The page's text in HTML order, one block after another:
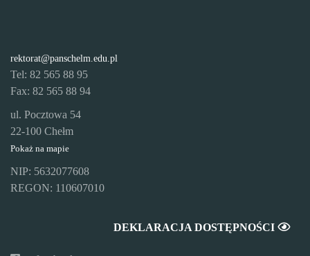
rektorat@panschelm.edu.pl
Tel: 82 565 88 95
Fax: 82 565 88 94
ul. Pocztowa 54
22-100 Chełm
Pokaż na mapie
NIP: 5632077608
REGON: 110607010
DEKLARACJA DOSTĘPNOŚCI